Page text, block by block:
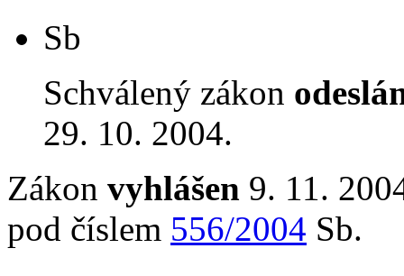
Sb
Schválený zákon
29. 10. 2004.
Zákon vyhlášen 9. 11.
pod číslem 556/2004 Sb.